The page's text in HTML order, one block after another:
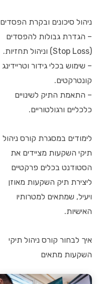
ניהול סיכונים ובקרת הפסדים
– הגדרת גבולות להפסדים
(Stop Loss) וניהול תחזיות.
– שימוש בכלי גידור וטריידינג
קונטרקטים.
– התאמת התיק לשינויים
כלכליים ורגולטוריים.
לימודים במסגרת קורס ניהול
תיקי השקעות מציידים את
הסטודנט בכלים פרקטיים
ליצירת תיק השקעות מאוזן
ויעיל, שמתאים למטרותיו
האישיות.
איך לבחור קורס ניהול תיקי
השקעות מתאים